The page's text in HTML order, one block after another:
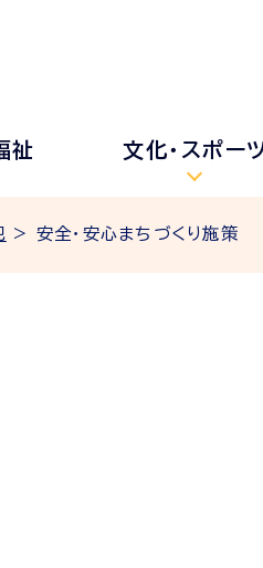
祉 文化・スポー
> 安全・安心まちづくり施策